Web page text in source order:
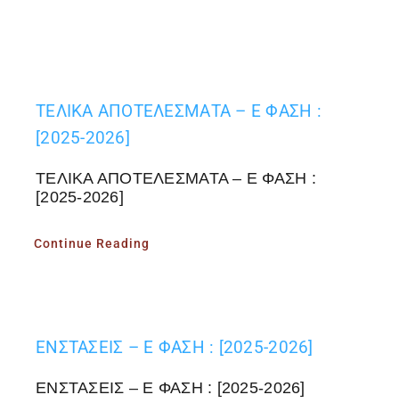
ΤΕΛΙΚΑ ΑΠΟΤΕΛΕΣΜΑΤΑ – Ε ΦΑΣΗ :
[2025-2026]
ΤΕΛΙΚΑ ΑΠΟΤΕΛΕΣΜΑΤΑ – Ε ΦΑΣΗ :
[2025-2026]
Continue Reading
ΕΝΣΤΑΣΕΙΣ – Ε ΦΑΣΗ : [2025-2026]
ΕΝΣΤΑΣΕΙΣ – Ε ΦΑΣΗ : [2025-2026]